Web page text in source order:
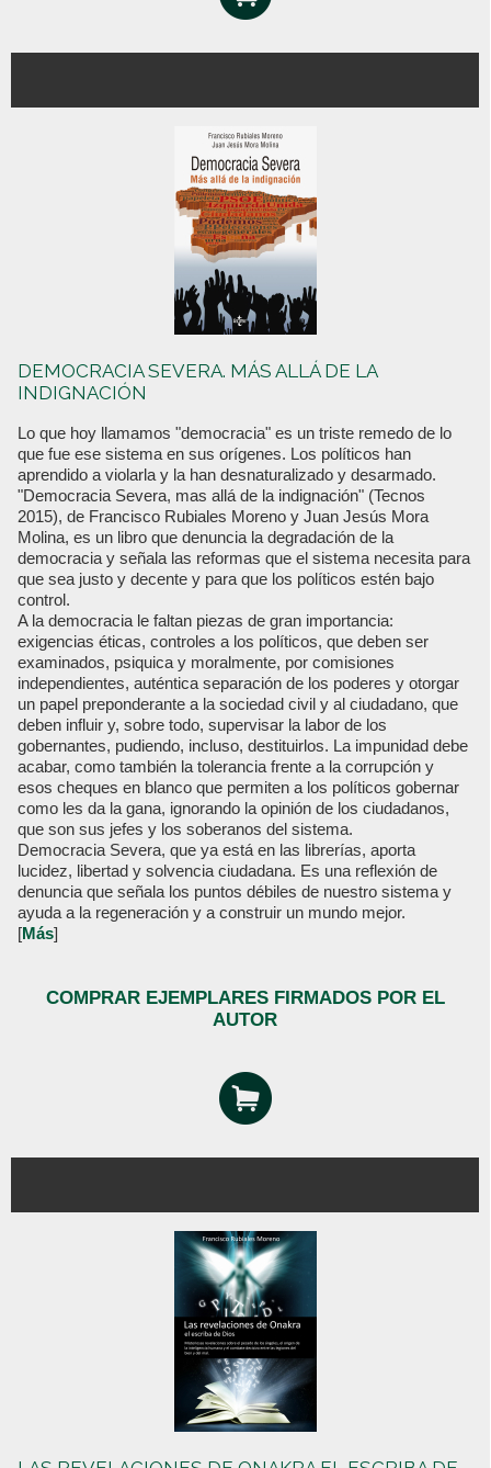
DEMOCRACIA SEVERA. MÁS ALLÁ DE LA
INDIGNACIÓN
Lo que hoy llamamos "democracia" es un triste remedo de lo
que fue ese sistema en sus orígenes. Los políticos han
aprendido a violarla y la han desnaturalizado y desarmado.
"Democracia Severa, mas allá de la indignación" (Tecnos
2015), de Francisco Rubiales Moreno y Juan Jesús Mora
Molina, es un libro que denuncia la degradación de la
democracia y señala las reformas que el sistema necesita para
que sea justo y decente y para que los políticos estén bajo
control.
A la democracia le faltan piezas de gran importancia:
exigencias éticas, controles a los políticos, que deben ser
examinados, psiquica y moralmente, por comisiones
independientes, auténtica separación de los poderes y otorgar
un papel preponderante a la sociedad civil y al ciudadano, que
deben influir y, sobre todo, supervisar la labor de los
gobernantes, pudiendo, incluso, destituirlos. La impunidad debe
acabar, como también la tolerancia frente a la corrupción y
esos cheques en blanco que permiten a los políticos gobernar
como les da la gana, ignorando la opinión de los ciudadanos,
que son sus jefes y los soberanos del sistema.
Democracia Severa, que ya está en las librerías, aporta
lucidez, libertad y solvencia ciudadana. Es una reflexión de
denuncia que señala los puntos débiles de nuestro sistema y
ayuda a la regeneración y a construir un mundo mejor.
[Más]
COMPRAR EJEMPLARES FIRMADOS POR EL
AUTOR